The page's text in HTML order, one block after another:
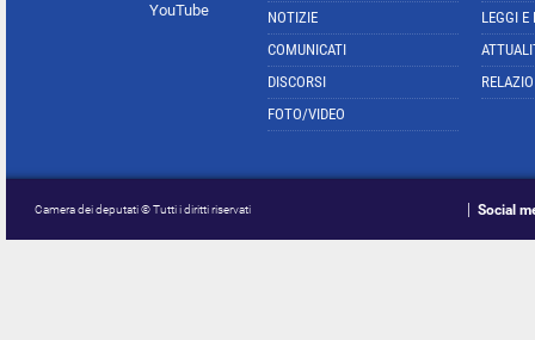
YouTube
NOTIZIE
COMUNICATI
DISCORSI
FOTO/VIDEO
LEGGI E
Camera dei deputati © Tutti i diritti riservati Social